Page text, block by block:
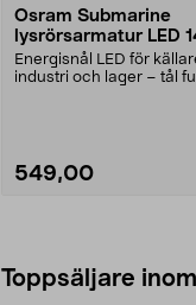
Osram Submarine
lysrörsarmatur LED
IP65, 65 cm
Energisnål LED för
industri och lager – tål
549,00
Toppsäljare